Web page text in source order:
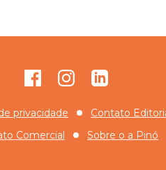
FacebookInstagramGitHub
privacidade
Contato
Comercial
Sobre o a Pinó